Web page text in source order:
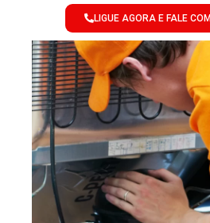
LIGUE AGORA E FALE